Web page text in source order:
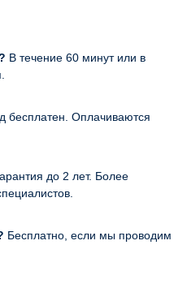
В течение 60 минут или в
бесплатен. Оплачиваются
до 2 лет. Более
Бесплатно, если мы проводим